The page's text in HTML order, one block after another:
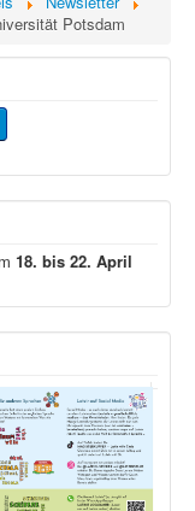
Potsdam
18. bis 22. April